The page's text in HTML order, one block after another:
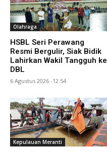
Olahraga
HSBL Seri Perawang
Resmi Bergulir, Siak Bidik
Lahirkan Wakil Tangguh ke
DBL
6 Agustus 2026 -12:54
Kepulauan Meranti